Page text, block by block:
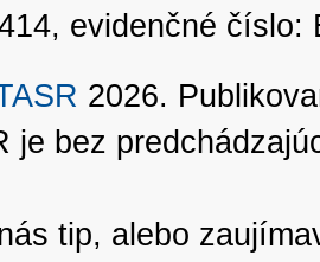
evidenčné číslo:
2026.
je bez
tip, alebo